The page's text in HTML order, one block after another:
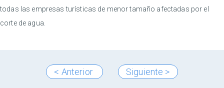
todas las empresas turísticas de menor tamaño afectadas por el
corte de agua.
< Anterior Siguiente >